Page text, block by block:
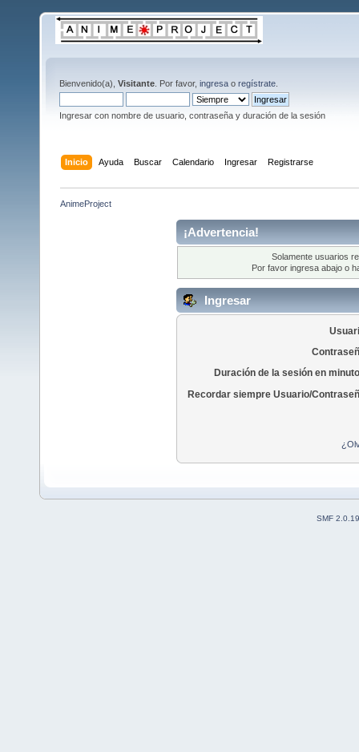
Bienvenido(a), Visitante . Por favor, ingresa o regístrate
Ingresar con nombre de usuario, contraseña y duración de la sesión
Inicio Ayuda Buscar Calendario Ingresar Registrarse
AnimeProject
¡Advertencia!
Solamente usuarios
Por favor ingresa abajo o
Ingresar
Duración de la sesión en
Recordar siempre Usuario/
SMF 2.0.19